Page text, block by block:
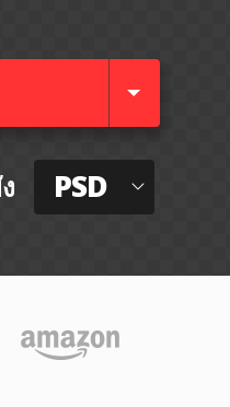
PSD